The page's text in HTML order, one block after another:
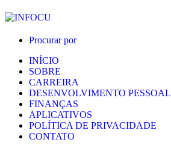
Procurar por
INÍCIO
SOBRE
CARREIRA
DESENVOLVIMENTO PESSOAL
FINANÇAS
APLICATIVOS
POLÍTICA DE PRIVACIDADE
CONTATO